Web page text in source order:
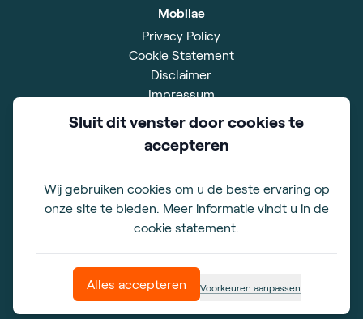
Mobilae
Privacy Policy
Cookie Statement
Disclaimer
Impressum
Algemene voorwaarden
Showroom
Simon Smitweg 18
2353 GA Leiderdorp
Openingstijden
© copyright Mobilae 2026
Sluit dit venster door cookies te
accepteren
Wij gebruiken cookies om u de beste ervaring op
onze site te bieden. Meer informatie vindt u in de
cookie statement.
Alles accepteren Voorkeuren aanpassen